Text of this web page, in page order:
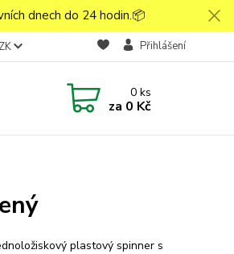
dnech do 24 hodin.📦
Přihlášení
0ks
za 0 Kč
plastový spinner s